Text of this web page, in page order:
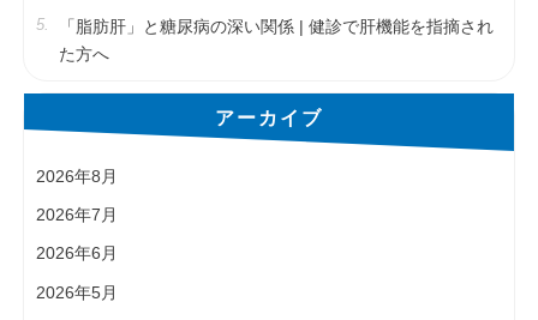
「脂肪肝」と糖尿病の深い関係 | 健診で肝機能を指摘され
た方へ
アーカイブ
2026年8月
2026年7月
2026年6月
2026年5月